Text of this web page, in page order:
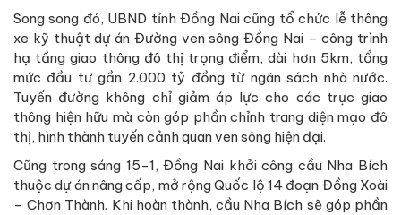
Song song đó, UBND tỉnh Đồng Nai cũng tổ chức lễ thông
xe kỹ thuật dự án Đường ven sông Đồng Nai – công trình
hạ tầng giao thông đô thị trọng điểm, dài hơn 5km, tổng
mức đầu tư gần 2.000 tỷ đồng từ ngân sách nhà nước.
Tuyến đường không chỉ giảm áp lực cho các trục giao
thông hiện hữu mà còn góp phần chỉnh trang diện mạo đô
thị, hình thành tuyến cảnh quan ven sông hiện đại.
Cũng trong sáng 15-1, Đồng Nai khởi công cầu Nha Bích
thuộc dự án nâng cấp, mở rộng Quốc lộ 14 đoạn Đồng Xoài
– Chơn Thành. Khi hoàn thành, cầu Nha Bích sẽ góp phần